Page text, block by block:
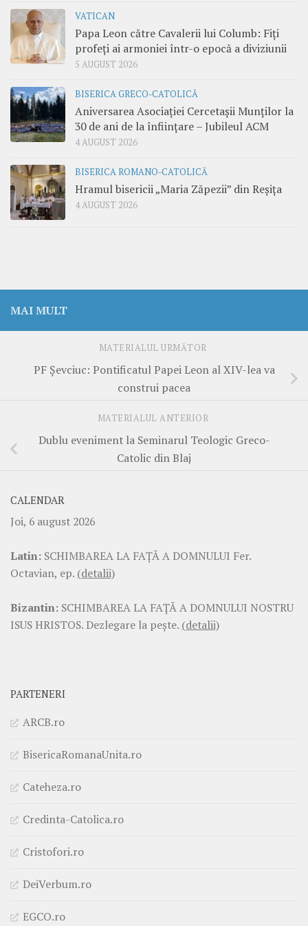
VATICAN
Papa Leon către Cavalerii lui Columb: Fiți
profeți ai armoniei într-o epocă a diviziunii
5 AUGUST 2026
BISERICA GRECO-CATOLICĂ
Aniversarea Asociației Cercetașii Munților la
30 de ani de la înființare – Jubileul ACM
4 AUGUST 2026
BISERICA ROMANO-CATOLICĂ
Hramul bisericii „Maria Zăpezii” din Reșița
4 AUGUST 2026
MAI MULT
MATERIALUL URMĂTOR
PF Șevciuc: Pontificatul Papei Leon al XIV-lea va
construi pacea
MATERIALUL ANTERIOR
Dublu eveniment la Seminarul Teologic Greco-
Catolic din Blaj
CALENDAR
Joi, 6 august 2026
Latin: SCHIMBAREA LA FAŢĂ A DOMNULUI Fer.
Octavian, ep. (detalii)
Bizantin: SCHIMBAREA LA FAŢĂ A DOMNULUI NOSTRU
ISUS HRISTOS. Dezlegare la pește. (detalii)
PARTENERI
ARCB.ro
BisericaRomanaUnita.ro
Cateheza.ro
Credinta-Catolica.ro
Cristofori.ro
DeiVerbum.ro
EGCO.ro